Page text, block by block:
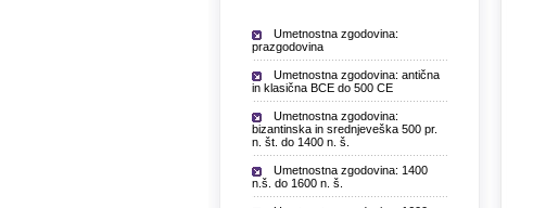
Umetnostna zgodovina:
prazgodovina
Umetnostna zgodovina: antična
in klasična BCE do 500 CE
Umetnostna zgodovina:
bizantinska in srednjeveška 500 pr.
n. št. do 1400 n. š.
Umetnostna zgodovina: 1400
n.š. do 1600 n. š.